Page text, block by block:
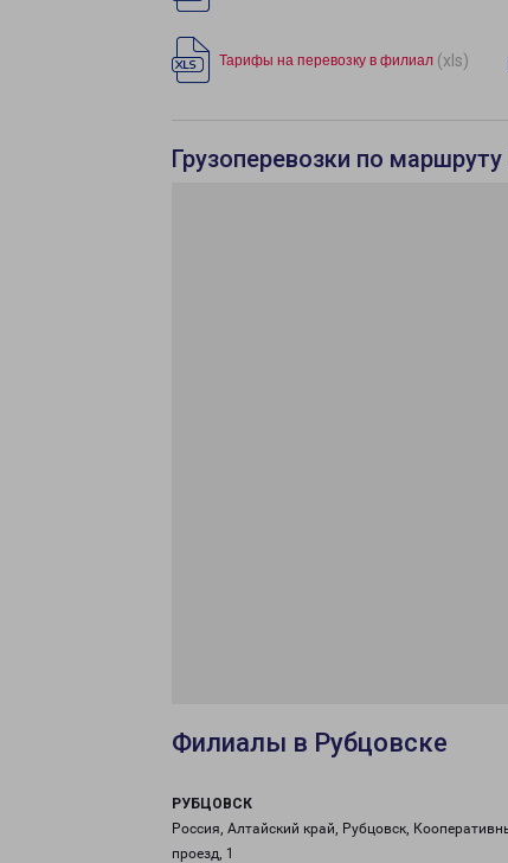
Тарифы на перевозку в филиал (xls)
Грузоперевозки по
Филиалы в Рубцовске
РУБЦОВСК
Россия, Алтайский край, Рубцовск,
проезд, 1